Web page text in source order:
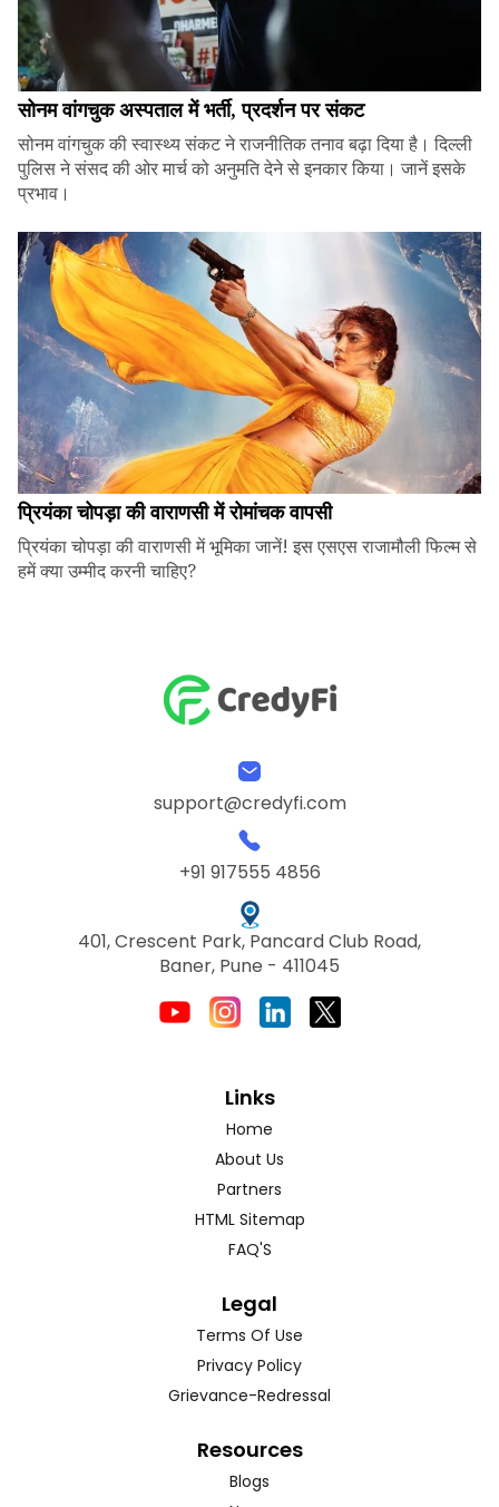
सोनम वांगचुक अस्पताल में भर्ती, प्रदर्शन पर संकट
सोनम वांगचुक की स्वास्थ्य संकट ने राजनीतिक तनाव बढ़ा दिया है। दिल्ली
पुलिस ने संसद की ओर मार्च को अनुमति देने से इनकार किया। जानें इसके
प्रभाव।
प्रियंका चोपड़ा की वाराणसी में रोमांचक वापसी
प्रियंका चोपड़ा की वाराणसी में भूमिका जानें! इस एसएस राजामौली फिल्म से
हमें क्या उम्मीद करनी चाहिए?
support@credyfi.com
+91 917555 4856
401, Crescent Park, Pancard Club Road,
Baner, Pune - 411045
Links
Home
About Us
Partners
HTML Sitemap
FAQ'S
Legal
Terms Of Use
Privacy Policy
Grievance-Redressal
Resources
Blogs